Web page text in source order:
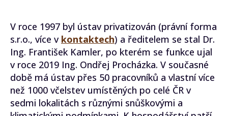
V roce 1997 byl ústav privatizován (právní forma
s.r.o., více v kontaktech) a ředitelem se stal Dr.
Ing. František Kamler, po kterém se funkce ujal
v roce 2019 Ing. Ondřej Procházka. V současné
době má ústav přes 50 pracovníků a vlastní více
než 1000 včelstev umístěných po celé ČR v
sedmi lokalitách s různými snůškovými a